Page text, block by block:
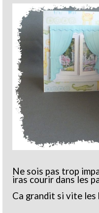
Ne sois pas trop
iras courir dans les
Ca grandit si vite les